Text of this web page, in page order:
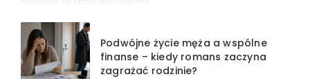
Podwójne życie męża a wspólne
finanse – kiedy romans zaczyna
zagrażać rodzinie?